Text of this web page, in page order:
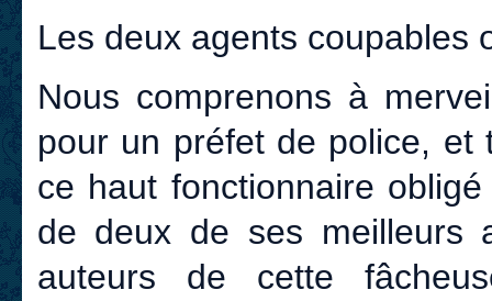
Les deux agents coupables
Nous comprenons à
pour un préfet de police, et
ce haut fonctionnaire
de deux de ses meilleurs
auteurs de cette